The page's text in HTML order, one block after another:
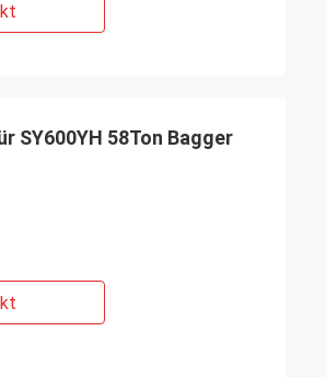
SY600YH 58Ton Bagger